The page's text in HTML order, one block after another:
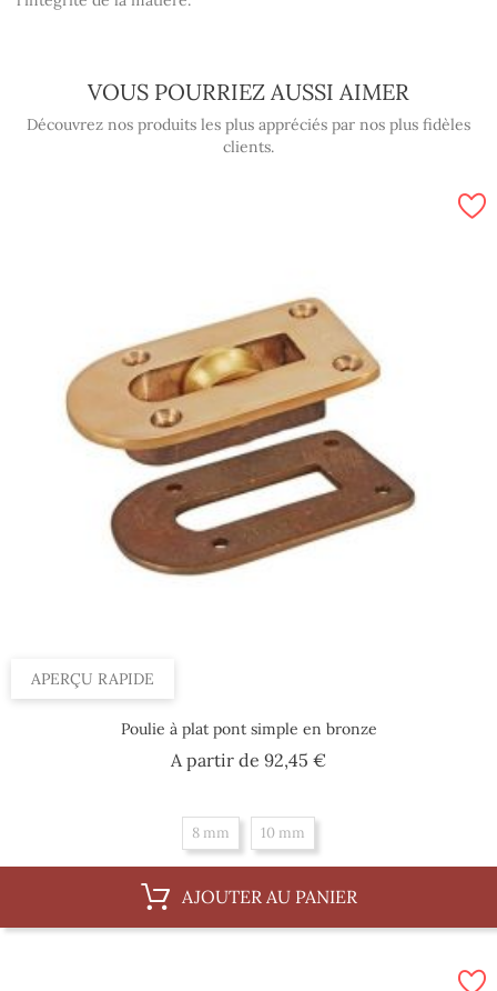
VOUS POURRIEZ AUSSI AIMER
Découvrez nos produits les plus appréciés par nos plus fidèles
clients.
APERÇU RAPIDE
Poulie à plat pont simple en bronze
A partir de 92,45 €Prix
8 mm 10 mm
AJOUTER AU PANIER